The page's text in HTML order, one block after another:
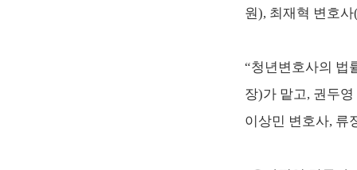
원), 최재혁 변호
“청년변호사의 법
장)가 맡고, 권두
이상민 변호사, 류